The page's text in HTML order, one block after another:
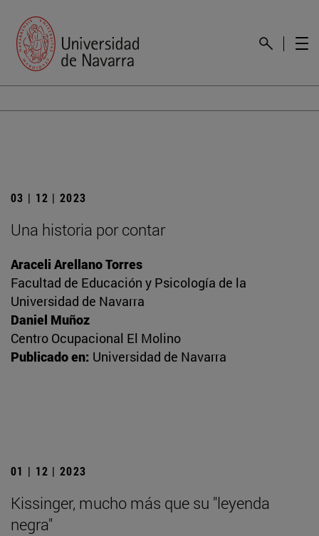
03 | 12 | 2023
Una historia por contar
Araceli Arellano Torres
Facultad de Educación y Psicología de la
Universidad de Navarra
Daniel Muñoz
Centro Ocupacional El Molino
Publicado en: Universidad de Navarra
01 | 12 | 2023
Kissinger, mucho más que su "leyenda
negra"